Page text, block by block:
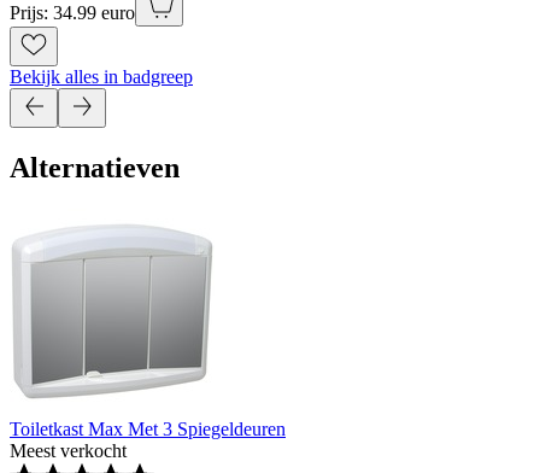
Prijs: 34.99 euro
Bekijk alles in badgreep
Alternatieven
Toiletkast Max Met 3 Spiegeldeuren
Meest verkocht